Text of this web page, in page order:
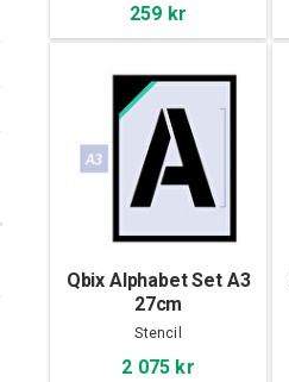
259 kr
Qbix Alphabet Set A3
27cm
Stencil
2 075 kr